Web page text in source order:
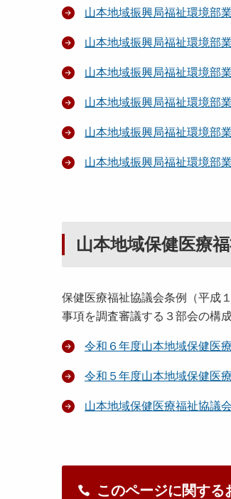
山本地域振興局福祉環境部
山本地域振興局福祉環境部
山本地域振興局福祉環境部
山本地域振興局福祉環境部
山本地域振興局福祉環境部
山本地域振興局福祉環境部
山本地域保健医療
保健医療福祉協議会条例（平成
事項を調査審議する３部会の構
令和６年度山本地域保健医
令和５年度山本地域保健医
山本地域保健医療福祉協議
このページに関する